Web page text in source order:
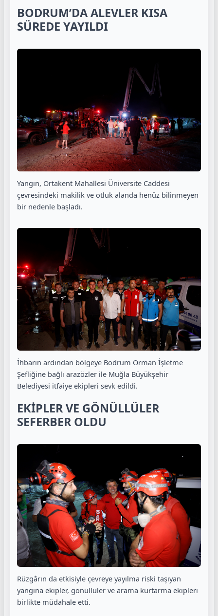
BODRUM’DA ALEVLER KISA
SÜREDE YAYILDI
Yangın, Ortakent Mahallesi Üniversite Caddesi
çevresindeki makilik ve otluk alanda henüz bilinmeyen
bir nedenle başladı.
İhbarın ardından bölgeye Bodrum Orman İşletme
Şefliğine bağlı arazözler ile Muğla Büyükşehir
Belediyesi itfaiye ekipleri sevk edildi.
EKİPLER VE GÖNÜLLÜLER
SEFERBER OLDU
Rüzgârın da etkisiyle çevreye yayılma riski taşıyan
yangına ekipler, gönüllüler ve arama kurtarma ekipleri
birlikte müdahale etti.